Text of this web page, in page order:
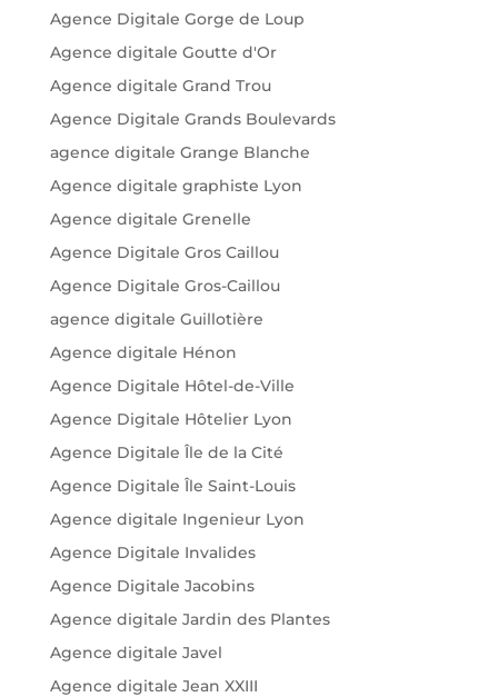
Agence Digitale Gorge de Loup
Agence digitale Goutte d'Or
Agence digitale Grand Trou
Agence Digitale Grands Boulevards
agence digitale Grange Blanche
Agence digitale graphiste Lyon
Agence digitale Grenelle
Agence Digitale Gros Caillou
Agence Digitale Gros-Caillou
agence digitale Guillotière
Agence digitale Hénon
Agence Digitale Hôtel-de-Ville
Agence Digitale Hôtelier Lyon
Agence Digitale Île de la Cité
Agence Digitale Île Saint-Louis
Agence digitale Ingenieur Lyon
Agence Digitale Invalides
Agence Digitale Jacobins
Agence digitale Jardin des Plantes
Agence digitale Javel
Agence digitale Jean XXIII